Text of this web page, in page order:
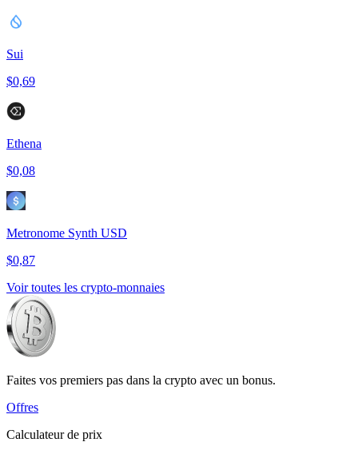
Sui
$0,69
Ethena
$0,08
Metronome Synth USD
$0,87
Voir toutes les crypto-monnaies
Faites vos premiers pas dans la crypto avec un bonus.
Offres
Calculateur de prix